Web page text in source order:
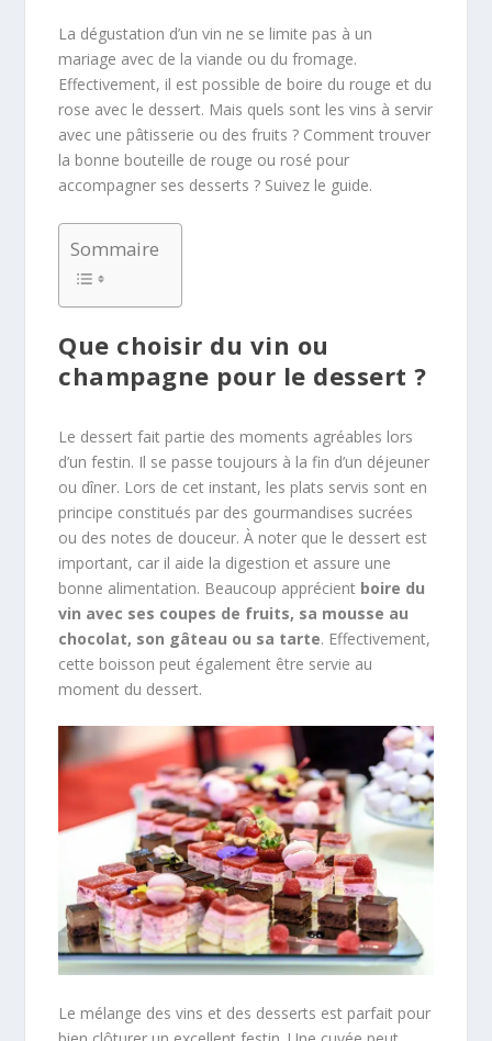
La dégustation d’un vin ne se limite pas à un
mariage avec de la viande ou du fromage.
Effectivement, il est possible de boire du rouge et du
rose avec le dessert. Mais quels sont les vins à servir
avec une pâtisserie ou des fruits ? Comment trouver
la bonne bouteille de rouge ou rosé pour
accompagner ses desserts ? Suivez le guide.
Sommaire
Que choisir du vin ou
champagne pour le dessert ?
Le dessert fait partie des moments agréables lors
d’un festin. Il se passe toujours à la fin d’un déjeuner
ou dîner. Lors de cet instant, les plats servis sont en
principe constitués par des gourmandises sucrées
ou des notes de douceur. À noter que le dessert est
important, car il aide la digestion et assure une
bonne alimentation. Beaucoup apprécient boire du
vin avec ses coupes de fruits, sa mousse au
chocolat, son gâteau ou sa tarte. Effectivement,
cette boisson peut également être servie au
moment du dessert.
Le mélange des vins et des desserts est parfait pour